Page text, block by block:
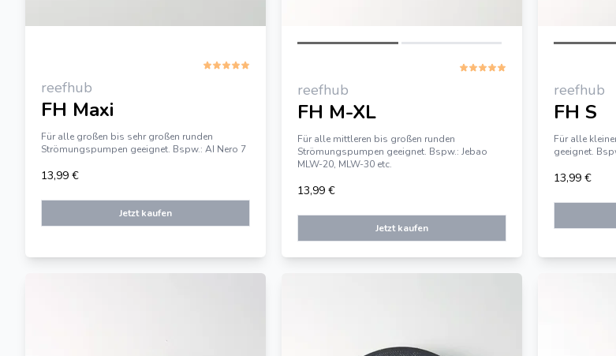
reefhub
FH Maxi
Für alle großen bis sehr großen runden
Strömungspumpen geeignet. Bspw.: AI Nero 7
13,99 €
Jetzt kaufen
reefhub
FH M-XL
Für alle mittleren bis großen runden
Strömungspumpen geeignet. Bspw.: Jebao
MLW-20, MLW-30 etc.
13,99 €
Jetzt kaufen
reefhub
FH S
Für alle
geeignet.
13,99 €